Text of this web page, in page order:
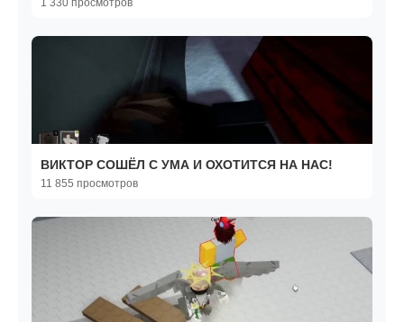
1 330 просмотров
ВИКТОР СОШЁЛ С УМА И ОХОТИТСЯ НА НАС!
11 855 просмотров